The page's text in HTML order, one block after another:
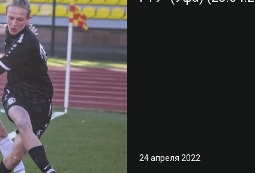
24 апреля 2022